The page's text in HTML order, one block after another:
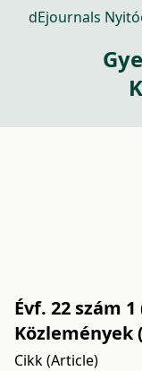
dEjournals
Évf. 22 szám
Közlemények
Cikk (Article)